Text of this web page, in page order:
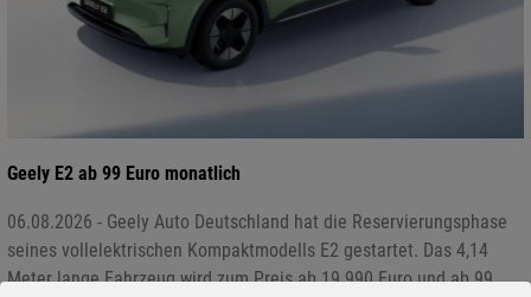
Geely E2 ab 99 Euro monatlich
06.08.2026 - Geely Auto Deutschland hat die Reservierungsphase
seines vollelektrischen Kompaktmodells E2 gestartet. Das 4,14
Meter lange Fahrzeug wird zum Preis ab 19.990 Euro und ab 99